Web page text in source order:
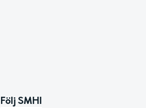
Följ SMHI